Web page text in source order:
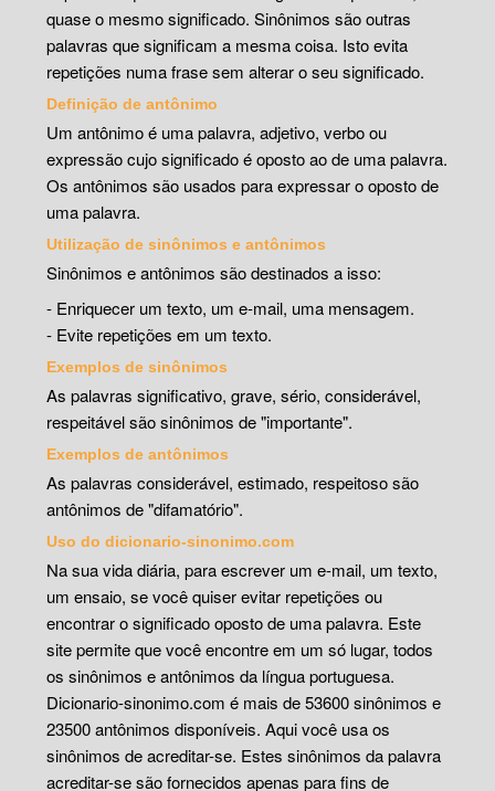
quase o mesmo significado. Sinônimos são outras
palavras que significam a mesma coisa. Isto evita
repetições numa frase sem alterar o seu significado.
Definição de antônimo
Um antônimo é uma palavra, adjetivo, verbo ou
expressão cujo significado é oposto ao de uma palavra.
Os antônimos são usados para expressar o oposto de
uma palavra.
Utilização de sinônimos e antônimos
Sinônimos e antônimos são destinados a isso:
- Enriquecer um texto, um e-mail, uma mensagem.
- Evite repetições em um texto.
Exemplos de sinônimos
As palavras significativo, grave, sério, considerável,
respeitável são sinônimos de "importante".
Exemplos de antônimos
As palavras considerável, estimado, respeitoso são
antônimos de "difamatório".
Uso do dicionario-sinonimo.com
Na sua vida diária, para escrever um e-mail, um texto,
um ensaio, se você quiser evitar repetições ou
encontrar o significado oposto de uma palavra. Este
site permite que você encontre em um só lugar, todos
os sinônimos e antônimos da língua portuguesa.
Dicionario-sinonimo.com é mais de 53600 sinônimos e
23500 antônimos disponíveis. Aqui você usa os
sinônimos de acreditar-se. Estes sinônimos da palavra
acreditar-se são fornecidos apenas para fins de